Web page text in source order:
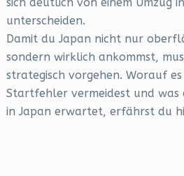
unterscheiden.
Damit du Japan nicht nur
sondern wirklich ankommst,
strategisch vorgehen. Worauf
Startfehler vermeidest und was
in Japan erwartet, erfährst du